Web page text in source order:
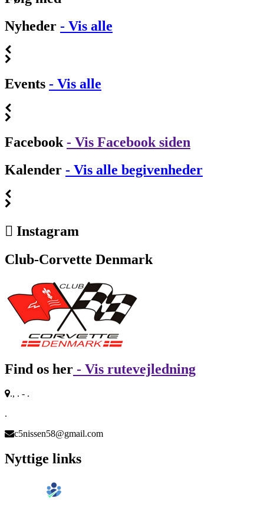
Nyheder - Vis alle
Events - Vis alle
Facebook - Vis Facebook siden
Kalender - Vis alle begivenheder
Instagram
Club-Corvette Denmark
Find os her - Vis rutevejledning
., . - .
.
c5nissen58@gmail.com
Nyttige links